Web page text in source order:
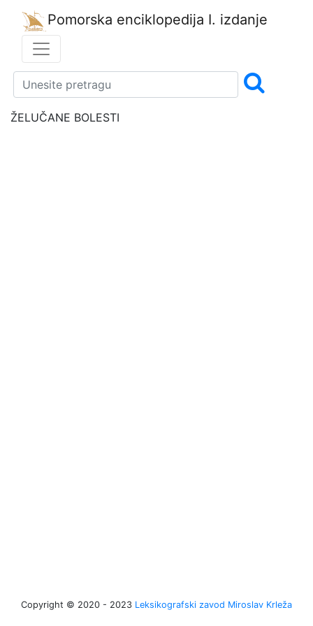
Pomorska enciklopedija I. izdanje
ŽELUČANE BOLESTI
Copyright © 2020 - 2023 Leksikografski zavod Miroslav Krleža